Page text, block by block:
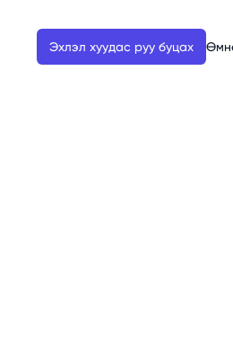
Эхлэл хуудас руу буцах